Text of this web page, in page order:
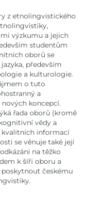
z etnolingvistického
výzkumu a jejich
studentům
oborů se
především
a kulturologie.
o tuto
a
koncepcí.
řada oborů (kromě
vědy a
kvalitních informací
se věnuje také její
na těžko
k šíři oboru a
českému